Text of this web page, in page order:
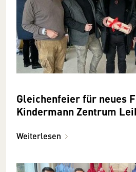
Gleichenfeier für neues
Kindermann Zentrum
Weiterlesen